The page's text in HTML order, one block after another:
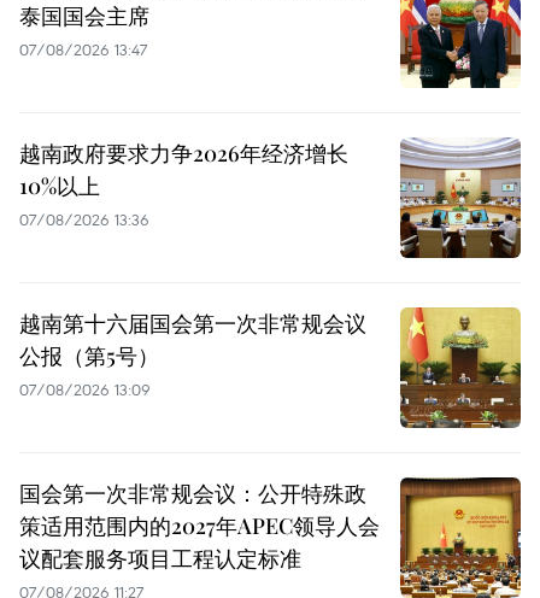
泰国国会主席
07/08/2026 13:47
越南政府要求力争2026年经济增长
10%以上
07/08/2026 13:36
越南第十六届国会第一次非常规会议
公报（第5号）
07/08/2026 13:09
国会第一次非常规会议：公开特殊政
策适用范围内的2027年APEC领导人会
议配套服务项目工程认定标准
07/08/2026 11:27